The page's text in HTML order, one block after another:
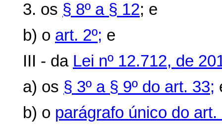
3. os § 8º a § 12; e
b) o art. 2º; e
III - da Lei nº 12.712, de
a) os § 3º a § 9º do art. 33;
b) o parágrafo único do art.